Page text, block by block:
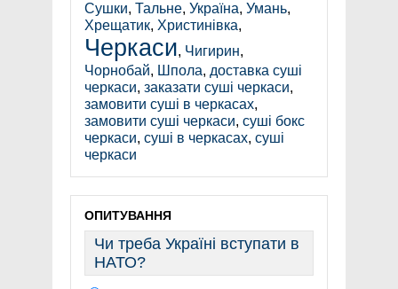
Сушки, Тальне, Україна, Умань,
Хрещатик, Христинівка,
Черкаси, Чигирин,
Чорнобай, Шпола, доставка суші
черкаси, заказати суші черкаси,
замовити суші в черкасах,
замовити суші черкаси, суші бокс
черкаси, суші в черкасах, суші
черкаси
ОПИТУВАННЯ
Чи треба Україні вступати в
НАТО?